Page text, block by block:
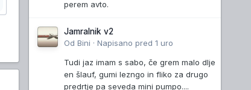
perem avto.
Jamralnik v2
OdBini ·Napisanopred 1 uro
Tudi jaz imam s sabo, če grem malo dlje
en šlauf, gumi lezngo in fliko za drugo
predrtje pa seveda mini pumpo....